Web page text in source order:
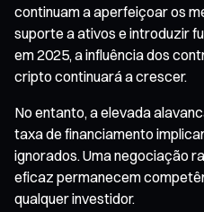
continuam a aperfeiçoar os
suporte a ativos e introduzir
em 2025, a influência dos
cripto continuará a crescer.
No entanto, a elevada
taxa de financiamento
ignorados. Uma negociação
eficaz permanecem
qualquer investidor.